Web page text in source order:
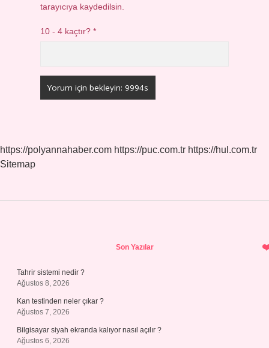
tarayıcıya kaydedilsin.
10 - 4 kaçtır?*
https://polyannahaber.com https://puc.com.tr https://hul.com.tr
Sitemap
Son Yazılar
Tahrir sistemi nedir ?
Ağustos 8, 2026
Kan testinden neler çıkar ?
Ağustos 7, 2026
Bilgisayar siyah ekranda kalıyor nasıl açılır ?
Ağustos 6, 2026